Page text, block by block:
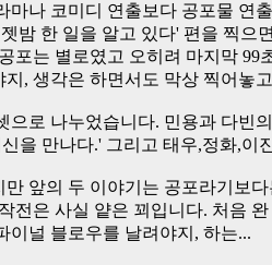
마나 코미디 연출보다 공포물 연
밤 한 일을 알고 있다' 편을 찍으
포는 별로였고 오히려 마지막
지, 생각은 하면서도 막상 찍어놓
으로 나누었습니다. 민용과 다빈
을 만나다.' 그리고 태우,정화,이
만 앞의 두 이야기는 공포라기보
전은 사실 얕은 꾀입니다. 처음
이널 블로우를 날려야지, 하는...